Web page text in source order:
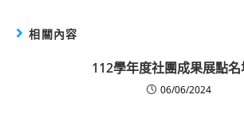
相關內容
112學年度社團成果展點名
06/06/2024